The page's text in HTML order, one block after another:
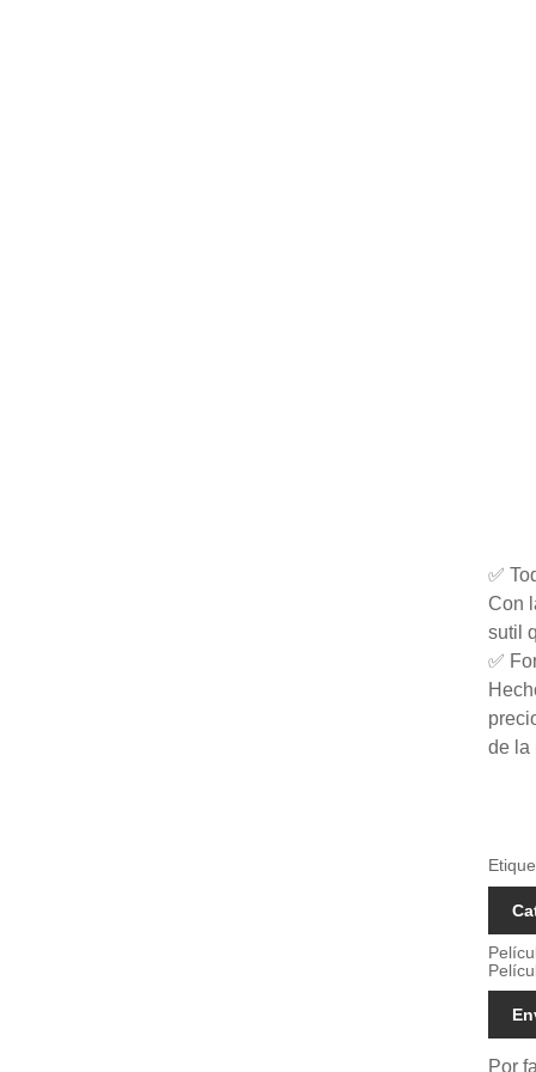
✅
Con
sutil
✅
de la
Por